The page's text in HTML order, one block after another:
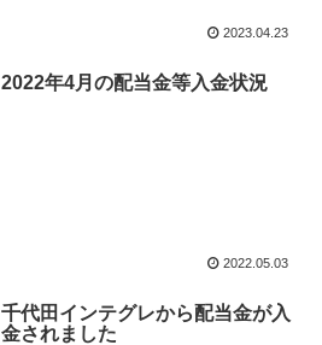
2023.04.23
2022年4月の配当金等入金状況
2022.05.03
千代田インテグレから配当金が入
金されました